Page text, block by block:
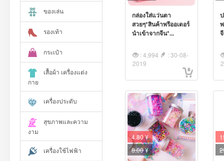
ของเล่น
รองเท้า
กระเป๋า
เสื้อผ้า เครื่องแต่ง
กาย
เครื่องประดับ
สุขภาพและความ
งาม
เครื่องใช้ไฟฟ้า
กล่องใส่แว่นตา
สวยๆ*สินค้าพรีออเดอร์
นำเข้าจากจีน*...
: 4,994
: 30-08-
2019
4.80 ¥
8.00¥